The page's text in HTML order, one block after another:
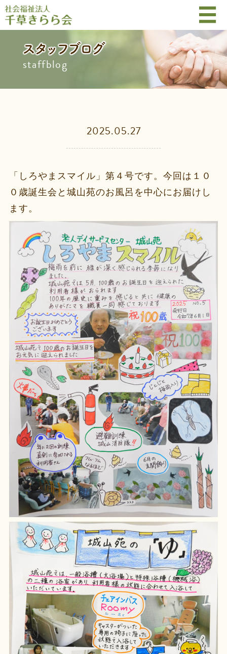
スタッフブログ
staffblog
2025.05.27
「しろやまスマイル」第４号です。今回は１０
０歳誕生会と城山苑のお風呂を中心にお届けし
ます。